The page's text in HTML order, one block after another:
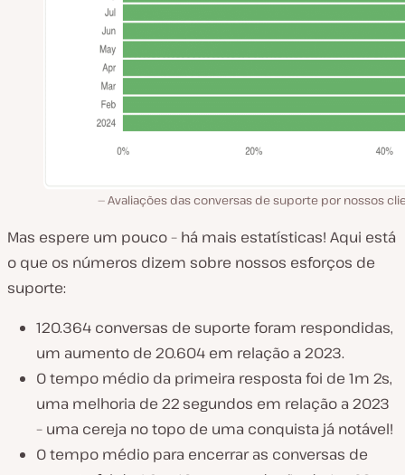
Avaliações das conversas de suporte por nossos
Mas espere um pouco – há mais estatísticas! Aqui está
o que os números dizem sobre nossos esforços de
suporte:
120.364 conversas de suporte foram respondidas,
um aumento de 20.604 em relação a 2023.
O tempo médio da primeira resposta foi de 1m 2s,
uma melhoria de 22 segundos em relação a 2023
– uma cereja no topo de uma conquista já notável!
O tempo médio para encerrar as conversas de